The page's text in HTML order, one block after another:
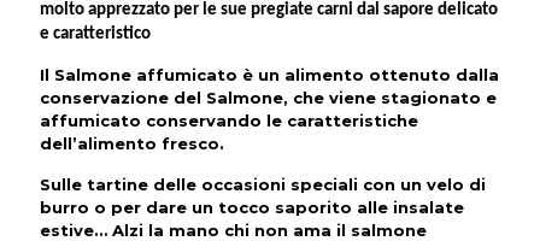
molto apprezzato per le sue pregiate carni dal sapore delicato
e caratteristico
Il Salmone affumicato è un alimento ottenuto dalla
conservazione del Salmone, che viene stagionato e
affumicato conservando le caratteristiche
dell’alimento fresco.
Sulle tartine delle occasioni speciali con un velo di
burro o per dare un tocco saporito alle insalate
estive… Alzi la mano chi non ama il salmone